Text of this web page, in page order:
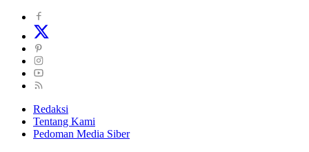
Redaksi
Tentang Kami
Pedoman Media Siber